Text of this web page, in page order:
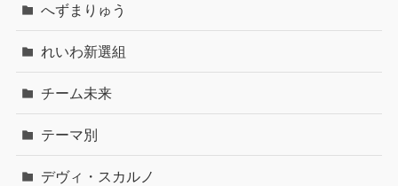
へずまりゅう
れいわ新選組
チーム未来
テーマ別
デヴィ・スカルノ